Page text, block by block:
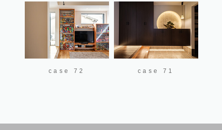
case 72 case 71